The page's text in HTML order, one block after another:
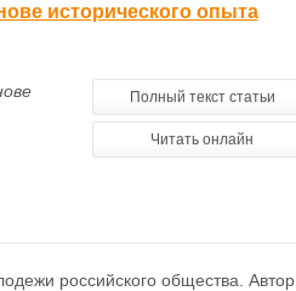
исторического опыта
Полный текст статьи
Читать онлайн
российского общества. Автор